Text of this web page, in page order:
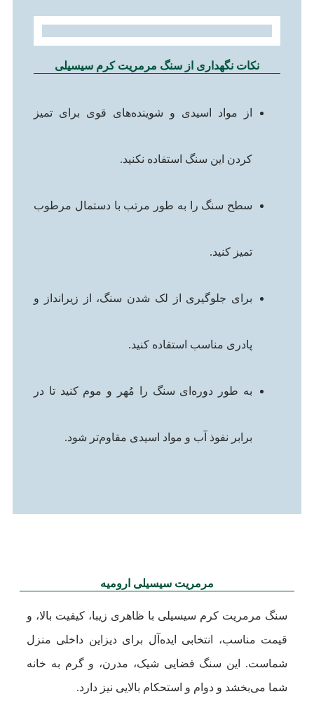
نکات نگهداری از سنگ مرمریت کرم سیسیلی
از مواد اسیدی و شوینده‌های قوی برای تمیز
کردن این سنگ استفاده نکنید.
سطح سنگ را به طور مرتب با دستمال مرطوب
تمیز کنید.
برای جلوگیری از لک شدن سنگ، از زیرانداز و
پادری مناسب استفاده کنید.
به طور دوره‌ای سنگ را مُهر و موم کنید تا در
برابر نفوذ آب و مواد اسیدی مقاوم‌تر شود.
مرمریت سیسیلی ارومیه
سنگ مرمریت کرم سیسیلی با ظاهری زیبا، کیفیت بالا، و
قیمت مناسب، انتخابی ایده‌آل برای دیزاین داخلی منزل
شماست. این سنگ فضایی شیک، مدرن، و گرم به خانه
شما می‌بخشد و دوام و استحکام بالایی نیز دارد.